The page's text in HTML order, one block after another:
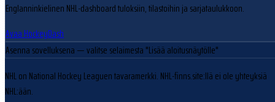
Englanninkielinen NHL-dashboard tuloksiin, tilastoihin ja sarjataulukkoon.
Avaa HockeyDash
Asenna sovelluksena — valitse selaimesta "Lisää aloitusnäytölle"
NHL on National Hockey Leaguen tavaramerkki. NHL-finns.site:llä ei ole yhteyksiä
NHL:ään.